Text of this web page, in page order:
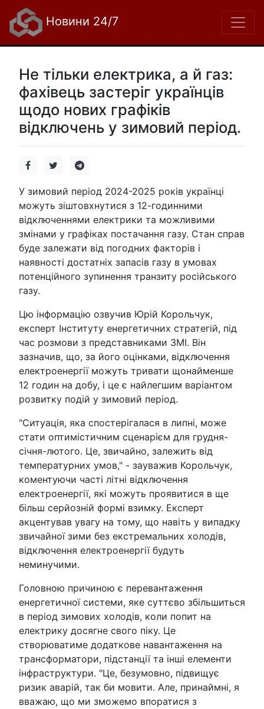
Новини 24/7
Не тільки електрика, а й газ:
фахівець застеріг українців
щодо нових графіків
відключень у зимовий період.
У зимовий період 2024-2025 років українці
можуть зіштовхнутися з 12-годинними
відключеннями електрики та можливими
змінами у графіках постачання газу. Стан справ
буде залежати від погодних факторів і
наявності достатніх запасів газу в умовах
потенційного зупинення транзиту російського
газу.
Цю інформацію озвучив Юрій Корольчук,
експерт Інституту енергетичних стратегій, під
час розмови з представниками ЗМІ. Він
зазначив, що, за його оцінками, відключення
електроенергії можуть тривати щонайменше
12 годин на добу, і це є найлегшим варіантом
розвитку подій у зимовий період.
"Ситуація, яка спостерігалася в липні, може
стати оптимістичним сценарієм для грудня-
січня-лютого. Це, звичайно, залежить від
температурних умов," - зауважив Корольчук,
коментуючи часті літні відключення
електроенергії, які можуть проявитися в ще
більш серйозній формі взимку. Експерт
акцентував увагу на тому, що навіть у випадку
звичайної зими без екстремальних холодів,
відключення електроенергії будуть
неминучими.
Головною причиною є перевантаження
енергетичної системи, яке суттєво збільшиться
в період зимових холодів, коли попит на
електрику досягне свого піку. Це
створюватиме додаткове навантаження на
трансформатори, підстанції та інші елементи
інфраструктури. "Це, безумовно, підвищує
ризик аварій, так би мовити. Але, принаймні, я
вважаю, що ми зможемо впоратися з